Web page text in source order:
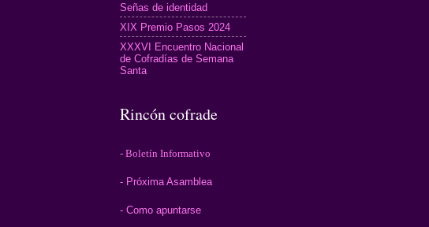
Señas de identidad
XIX Premio Pasos 2024
XXXVI Encuentro Nacional
de Cofradías de Semana
Santa
Rincón cofrade
- Boletín Informativo
- Próxima Asamblea
- Como apuntarse